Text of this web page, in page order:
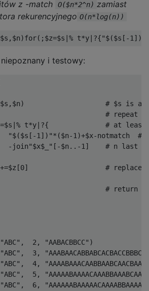
z -match O($n*2^n) zamiast
rekurencyjnego O(n*log(n))
$s , $n)for(; $z=$s |% t*y |?{"$($s[-1])"
i testowy:
$s , $n)
# $s is a
# repeat
=$s |% t*y |?{
# at least
"$($s[-1])"*($n-1 )+$x-notmatch #
- join"$x$_" [-$n ..-1 ]
# n last
+=$z [0]
# replace
# return
"ABC" , 2 , "AABACBBCC" )
"ABC" , 3,
"ABC" , 4,
"ABC" , 5,
"ABC" , 6,